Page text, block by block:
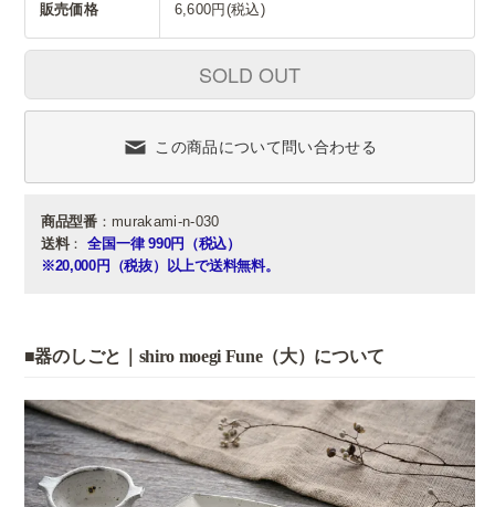
販売価格 6,600円(税込)
SOLD OUT
この商品について問い合わせる
商品型番：murakami-n-030
送料： 全国一律 990円（税込）
※20,000円（税抜）以上で送料無料。
■器のしごと｜shiro moegi Fune（大）について